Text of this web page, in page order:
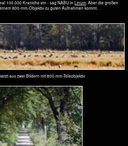
und bedeutet Gang, von alée (aller
Römer mochten nicht in der Sonne
Anpflanzen paralleler Baumreihen an
1459, war Florenz der Vorreiter und
Straßen zur Gestaltung der
hätten es ihnen gleich getan, aber
in Brandenburg entstanden erst um 1720
Oder und nach Küsterin. Friedrich
von Preußen. Er wurde nicht umsonst
Langen Kerls mussten ja von Schlacht
von - meistens laufen. Sollten sie es
die Versorgungslage schlecht. So
„Arbeitsbeschaffungsmaßnahmen“
II. ( der „Alte Frits) das Anpflanzen
dieser Bäume sollten Arbeit
ins Land bringen.
hatten die Alleen viele Vorteile. Nicht
Dekret 161.000 Alleebäume
schneller vorwärts kommen, zeigten
bei Schneeverwehungen im weiten
für Obst, Kastanien und Eicheln, ein nicht
damals.
In keinem Bundesland gibt es mehr
Kilometer! Doch leider sind viele